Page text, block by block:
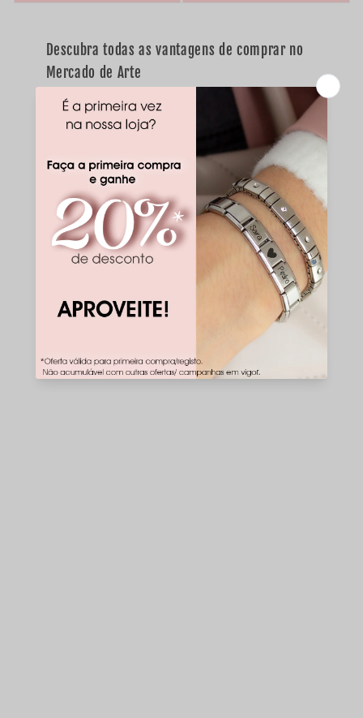
Descubra todas as vantagens de comprar no
Mercado de Arte